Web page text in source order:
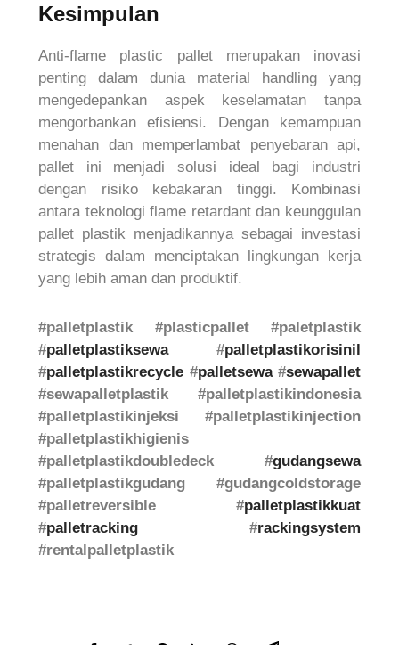
Kesimpulan
Anti-flame plastic pallet merupakan inovasi
penting dalam dunia material handling yang
mengedepankan aspek keselamatan tanpa
mengorbankan efisiensi. Dengan kemampuan
menahan dan memperlambat penyebaran api,
pallet ini menjadi solusi ideal bagi industri
dengan risiko kebakaran tinggi. Kombinasi
antara teknologi flame retardant dan keunggulan
pallet plastik menjadikannya sebagai investasi
strategis dalam menciptakan lingkungan kerja
yang lebih aman dan produktif.
#palletplastik #plasticpallet #paletplastik
#palletplastiksewa#palletplastikorisinil
#palletplastikrecycle #palletsewa#sewapallet
#sewapalletplastik #palletplastikindonesia
#palletplastikinjeksi #palletplastikinjection
#palletplastikhigienis
#palletplastikdoubledeck #gudangsewa
#palletplastikgudang #gudangcoldstorage
#palletreversible #palletplastikkuat
#palletracking #rackingsystem
#rentalpalletplastik